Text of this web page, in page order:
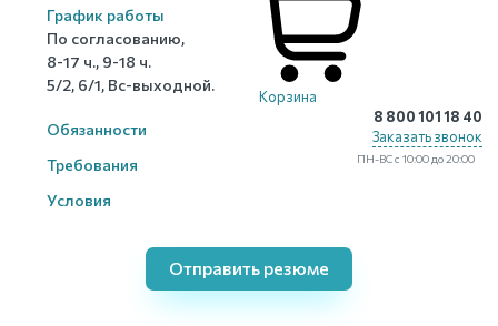
Корзина
8 800 101 18 40
Заказать звонок
ПН-ВС с 10:00 до 20:00
График работы
По согласованию,
8-17 ч., 9-18 ч.
5/2, 6/1, Вс-выходной.
Обязанности
Требования
Условия
Отправить резюме